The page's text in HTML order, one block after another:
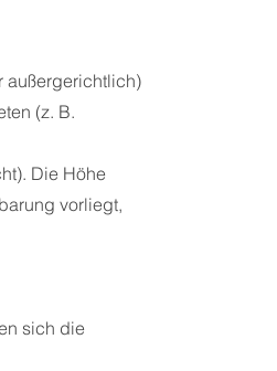
außergerichtlich)
(z. B.
Die Höhe
vorliegt,
sich die